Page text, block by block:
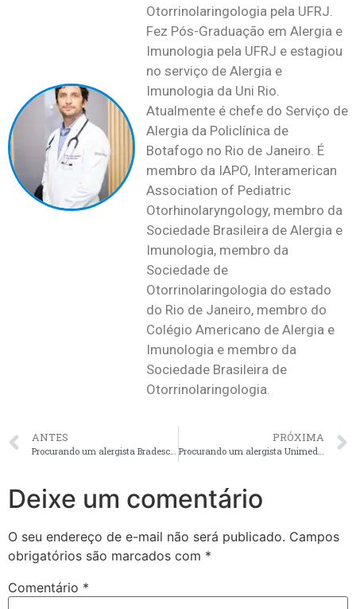
Otorrinolaringologia pela UFRJ.
Fez Pós-Graduação em Alergia e
Imunologia pela UFRJ e estagiou
no serviço de Alergia e
Imunologia da Uni Rio.
Atualmente é chefe do Serviço de
Alergia da Policlínica de
Botafogo no Rio de Janeiro. É
membro da IAPO, Interamerican
Association of Pediatric
Otorhinolaryngology, membro da
Sociedade Brasileira de Alergia e
Imunologia, membro da
Sociedade de
Otorrinolaringologia do estado
do Rio de Janeiro, membro do
Colégio Americano de Alergia e
Imunologia e membro da
Sociedade Brasileira de
Otorrinolaringologia.
ANTES
Procurando um alergista Bradesco no Rio de janeiro? Seja bem vindo a Policlínica de Botafogo.
PRÓXIMA
Procurando um alergista Unimed no Rio de janeiro. Conheça a Policlínica de Botafogo.
Deixe um comentário
O seu endereço de e-mail não será publicado. Campos
obrigatórios são marcados com *
Comentário *